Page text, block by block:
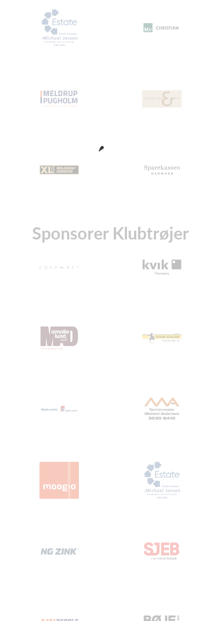
Sponsorer Klubtrøjer